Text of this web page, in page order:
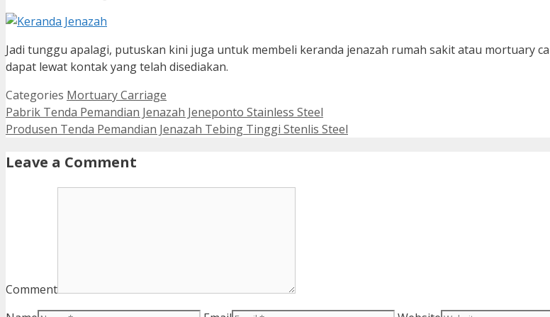
Jadi tunggu apalagi, putuskan kini juga untuk membeli keranda jenazah rumah sakit atau mortuary
dapat lewat kontak yang telah disediakan.
Categories Mortuary Carriage
Pabrik Tenda Pemandian Jenazah Jeneponto Stainless Steel
Produsen Tenda Pemandian Jenazah Tebing Tinggi Stenlis Steel
Leave a Comment
Comment